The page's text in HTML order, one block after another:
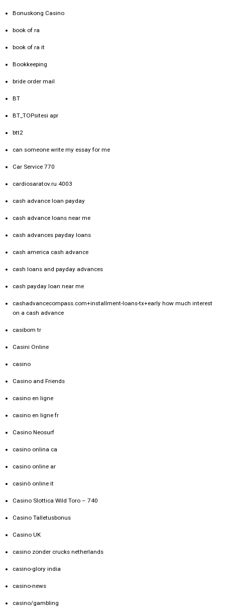
Bonuskong Casino
book of ra
book of ra it
Bookkeeping
bride order mail
BT
BT_TOPsitesi apr
btt2
can someone write my essay for me
Car Service 770
cardiosaratov.ru 4003
cash advance loan payday
cash advance loans near me
cash advances payday loans
cash america cash advance
cash loans and payday advances
cash payday loan near me
cashadvancecompass.com+installment-loans-tx+early how much interest
on a cash advance
casibom tr
Casini Online
casino
Casino and Friends
casino en ligne
casino en ligne fr
Casino Neosurf
casino onlina ca
casino online ar
casinò online it
Casino Slottica Wild Toro – 740
Casino Talletusbonus
Casino UK
casino zonder crucks netherlands
casino-glory india
casino-news
casino/gambling